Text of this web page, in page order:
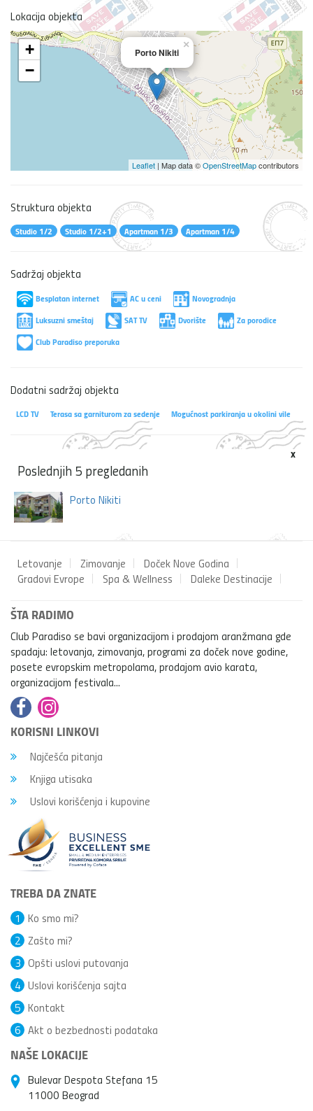
Lokacija objekta
Porto Nikiti
×
+
−
Leaflet | Map data ©OpenStreetMapcontributors
Struktura objekta
Studio 1/2 Studio 1/2+1 Apartman 1/3 Apartman 1/4
Sadržaj objekta
Besplatan internet AC u ceni
Novogradnja
Luksuzni smeštaj
SAT TV Dvorište
Za porodice
Club Paradiso preporuka
Dodatni sadržaj objekta
LCD TV Terasa sa garniturom za sedenje Mogućnost parkiranja u okolini vile
x
Poslednjih 5 pregledanih
Porto Nikiti
Letovanje Zimovanje
Doček Nove Godina
Gradovi Evrope
Spa & Wellness Daleke Destinacije
ŠTA RADIMO
Club Paradiso se bavi organizacijom i prodajom aranžmana gde
spadaju: letovanja, zimovanja, programi za doček nove godine,
posete evropskim metropolama, prodajom avio karata,
organizacijom festivala...
KORISNI LINKOVI
Najčešća pitanja
Knjiga utisaka
Uslovi korišćenja i kupovine
TREBA DA ZNATE
Ko smo mi?
1
Zašto mi?
2
Opšti uslovi putovanja
3
Uslovi korišćenja sajta
4
Kontakt
5
Akt o bezbednosti podataka
6
NAŠE LOKACIJE
Bulevar Despota Stefana 15
11000 Beograd